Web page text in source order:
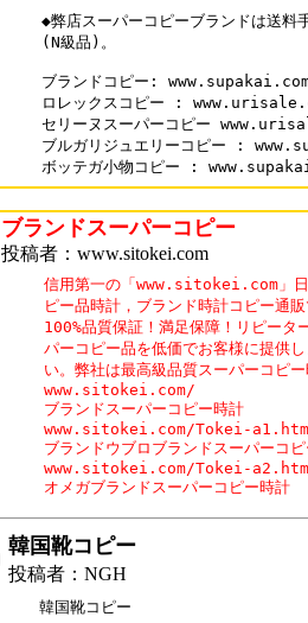
◆弊店スーパーコピーブランドは送料
(N級品)。
ブランドコピー:
ロレックスコピー :
セリーヌスーパーコピー
ブルガリジュエリーコピー :
ブランドスーパーコピー
投稿者：www.sitokei.com
信用第一の「www.sitokei.com」日
ピー品時計，ブランド時計コピー通販
100%品質保証！満足保障！リピー
パーコピー品を低価でお客様に提供
い。弊社は最高級品質スーパーコピー
www.sitokei.com/
ブランドスーパーコピー時計
www.sitokei.com/Tokei-
ブランドウブロブランドスーパーコ
www.sitokei.com/Tokei-
オメガブランドスーパーコピー時計
韓国靴コピー
投稿者：NGH
韓国靴コピー